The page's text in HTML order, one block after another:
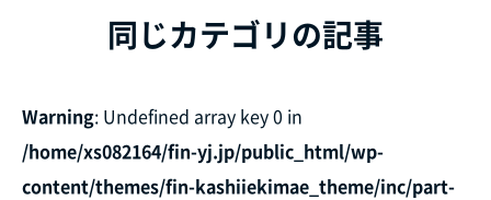
同じカテゴリの記事
Warning: Undefined array key 0 in
/home/xs082164/fin-yj.jp/public_html/wp-
content/themes/fin-kashiiekimae_theme/inc/part-